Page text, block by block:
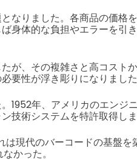
なりました。各商品の価格
身体的な負担やエラーを引
が、その複雑さと高コスト
要性が浮き彫りになりました
1952年、アメリカのエンジ
技術システムを特許取得しま
は現代のバーコードの基盤
かった。